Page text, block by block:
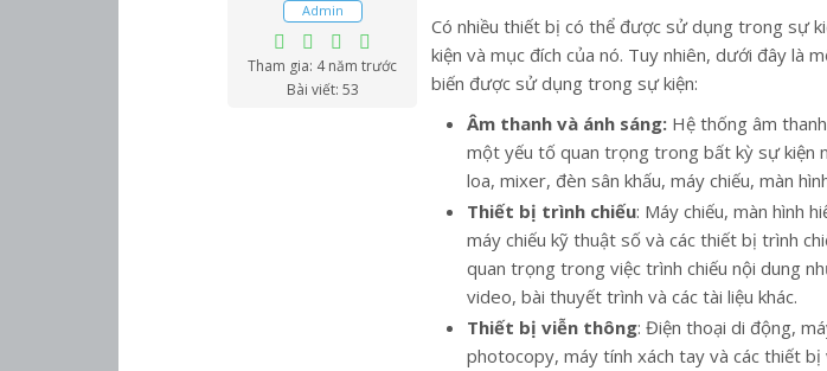
Admin
Tham gia: 4 năm trước
Bài viết: 53
Có nhiều thiết bị có thể được sử dụng trong sự
kiện và mục đích của nó. Tuy nhiên, dưới đây là
biến được sử dụng trong sự kiện:
Âm thanh và ánh sáng: Hệ thống âm
một yếu tố quan trọng trong bất kỳ sự kiện
loa, mixer, đèn sân khấu, máy chiếu, màn
Thiết bị trình chiếu: Máy chiếu, màn hình
máy chiếu kỹ thuật số và các thiết bị trình
quan trọng trong việc trình chiếu nội dung
video, bài thuyết trình và các tài liệu khác.
Thiết bị viễn thông: Điện thoại di động,
photocopy, máy tính xách tay và các thiết bị